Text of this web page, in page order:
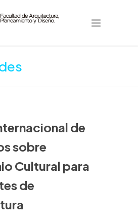
de
sobre
Cultural para
de